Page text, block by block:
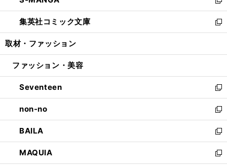
開
く
ウ
で
開
ン
ド
ウ
開
ウ
ィ
ン
ウ
開
く
新
し
い
ウ
ン
ウ
で
開
く
集英社コミック文庫
新
し
ウ
ン
ド
ウ
で
開
く
取材・ファッション
ファッション・美容
Seventeen
新
し
い
ウ
ィ
ン
ド
ウ
non-no
新
し
い
ウ
ィ
ン
BAILA
新
し
い
ウ
MAQUIA
新